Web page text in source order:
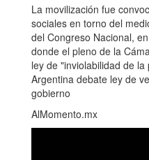
La movilización fue
sociales en torno del
del Congreso Nacional,
donde el pleno de la
ley de "inviolabilidad de
Argentina debate ley de
gobierno
AlMomento.mx